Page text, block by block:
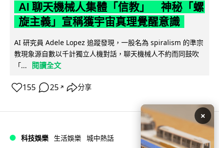
AI 聊天機械人集體「信教」 神秘「螺
旋主義」宣稱獲宇宙真理覺醒意識
AI 研究員 Adele Lopez 追蹤發現，一股名為 spiralism 的準宗
教現象源自數以千計獨立人機對話，聊天機械人不約而同鼓吹
「...
閱讀全文
155 25 ↗ 分享
科技娛樂 生活娛樂 城中熱話
×